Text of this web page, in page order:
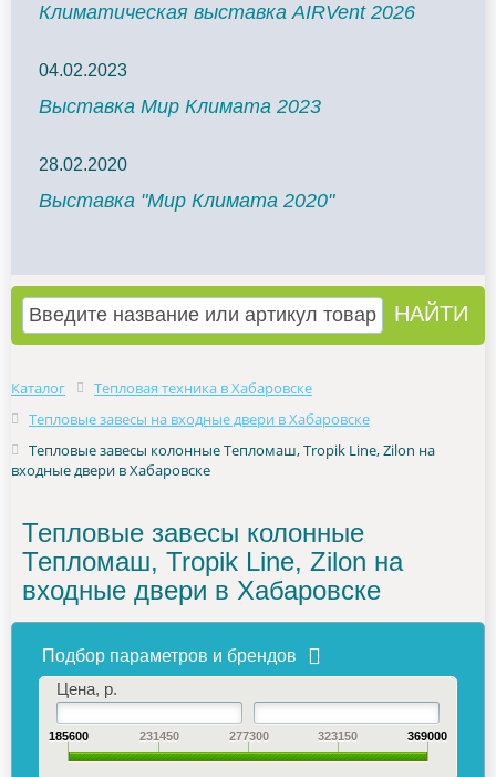
Климатическая выставка AIRVent 2026
04.02.2023
Выставка Мир Климата 2023
28.02.2020
Выставка "Мир Климата 2020"
Каталог
Тепловая техника в Хабаровске
Тепловые завесы на входные двери в Хабаровске
Тепловые завесы колонные Тепломаш, Tropik Line, Zilon на
входные двери в Хабаровске
Тепловые завесы колонные
Тепломаш, Tropik Line, Zilon на
входные двери в Хабаровске
Подбор параметров и брендов
Цена, р.
185600 231450 277300 323150 369000